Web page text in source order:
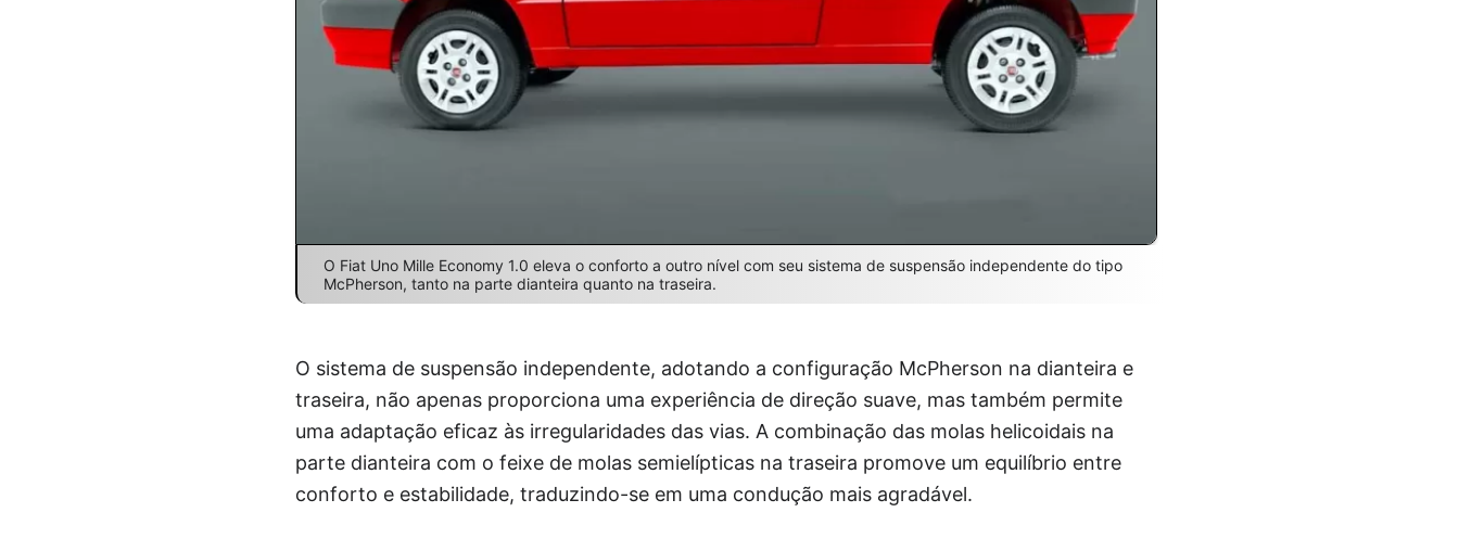
O Fiat Uno Mille Economy 1.0 eleva o conforto a outro nível com seu sistema de suspensão independente do tipo
McPherson, tanto na parte dianteira quanto na traseira.
O sistema de suspensão independente, adotando a configuração McPherson na dianteira e
traseira, não apenas proporciona uma experiência de direção suave, mas também permite
uma adaptação eficaz às irregularidades das vias. A combinação das molas helicoidais na
parte dianteira com o feixe de molas semielípticas na traseira promove um equilíbrio entre
conforto e estabilidade, traduzindo-se em uma condução mais agradável.